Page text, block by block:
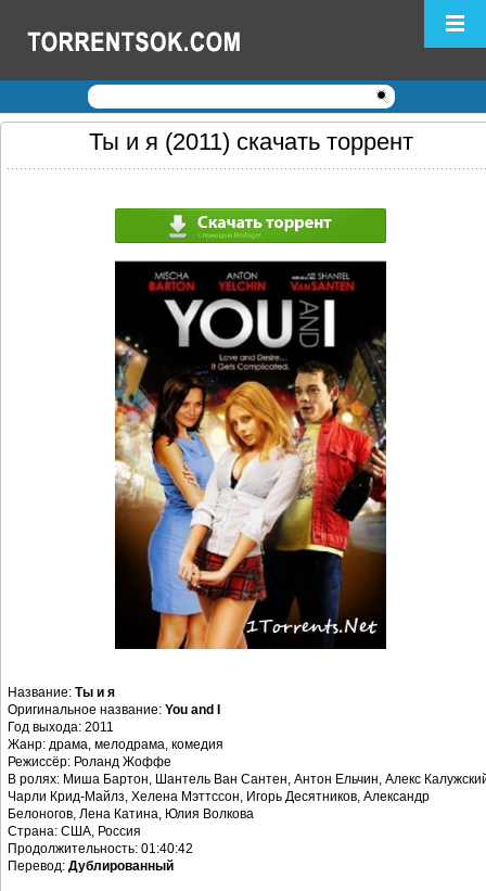
Логин: Пароль:
Регистрация|Забыли пароль?
Ты и я (2011) скачать торрент
Название: Ты и я
Оригинальное название: You and I
Год выхода: 2011
Жанр: драма, мелодрама, комедия
Режиссёр: Роланд Жоффе
В ролях: Миша Бартон, Шантель Ван Сантен, Антон Ельчин, Алекс
Чарли Крид-Майлз, Хелена Мэттссон, Игорь Десятников, Александр
Белоногов, Лена Катина, Юлия Волкова
Страна: США, Россия
Продолжительность: 01:40:42
Перевод: Дублированный